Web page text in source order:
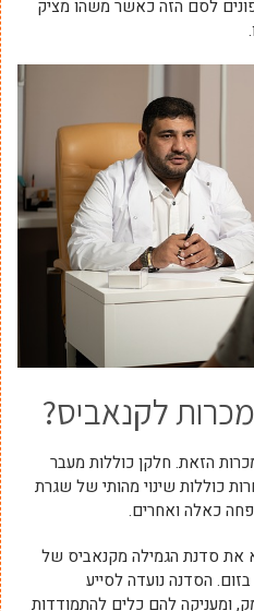
לסם הזה כאשר משהו מציק
לקנאביס?
הזאת. חלקן כוללות מעבר
כוללות שינוי מהותי של שגרת
כאלה ואחרים.
את סדנת הגמילה מקנאביס של
4 מפגשים בזום. הסדנה נועדה לסייע
ומעניקה להם כלים להתמודדות